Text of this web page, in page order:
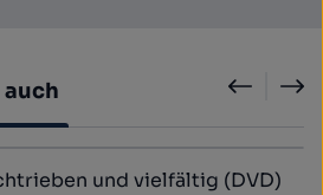
I like banging - durchtrieben und vielfältig (DVD)